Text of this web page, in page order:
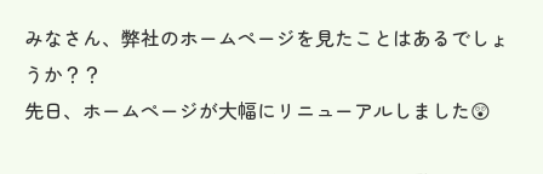
みなさん、弊社のホームページを見たことはあるでしょ
うか？？
先日、ホームページが大幅にリニューアルしました😲